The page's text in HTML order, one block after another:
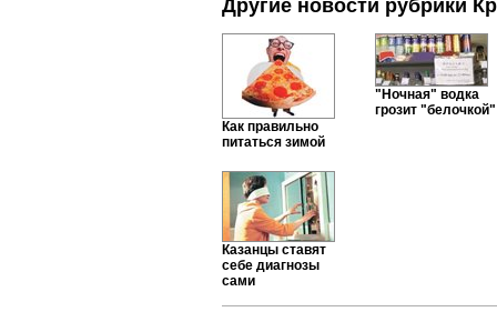
Другие новости рубрики
Как правильно
питаться зимой
"Ночная" водка
грозит "белочкой"
Казанцы ставят
себе диагнозы
сами